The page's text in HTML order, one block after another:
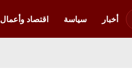
أخبار
سياسة اقتصاد وأعمال